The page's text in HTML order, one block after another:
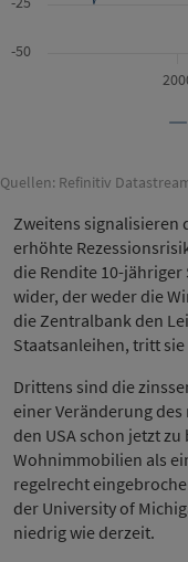
-50
Quellen: Refinitiv
Zweitens signalisieren
erhöhte
die Rendite 10-
wider, der weder die
die Zentralbank den
Staatsanleihen, tritt
Drittens sind die
einer Veränderung
den USA schon jetzt
Wohnimmobilien als
regelrecht
der University of
niedrig wie derzeit.